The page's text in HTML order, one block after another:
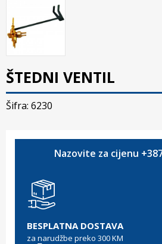
ŠTEDNI VENTIL
Šifra: 6230
Nazovite za cijenu
BESPLATNA DOSTAVA
za narudžbe preko 300 KM